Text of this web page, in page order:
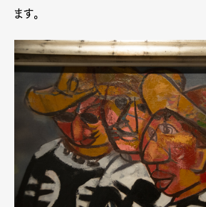
ます。